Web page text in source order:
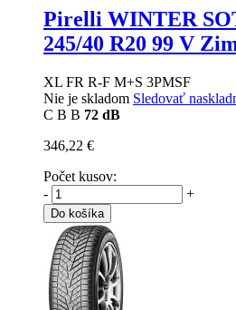
Pirelli WINTER
245/40 R20 99 V
XL FR R-F M+S 3PMSF
Nie je skladom Sledovať
C B B 72 dB
346,22 €
Počet kusov:
-
+
Do košíka